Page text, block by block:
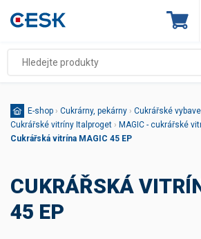
E-shop › Cukrárny, pekárny › Cukrářské
Cukrářské vitríny Italproget › MAGIC - cukrářské
Cukrářská vitrína MAGIC 45 EP
CUKRÁŘSKÁ
45 EP